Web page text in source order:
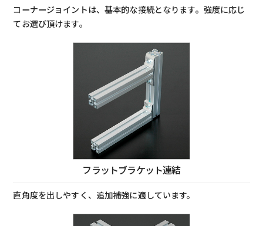
コーナージョイントは、基本的な接続となります。強度に応じ
てお選び頂けます。
フラットブラケット連結
直角度を出しやすく、追加補強に適しています。